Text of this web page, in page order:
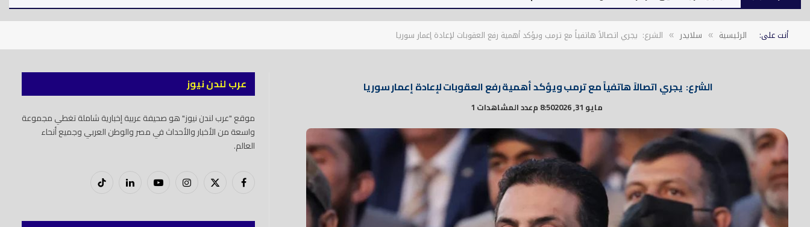
أنت على: الرئيسية » سلايدر » الشرع: يجري اتصالاً هاتفياً مع ترمب ويؤكد أهمية رفع العقوبات لإعادة إعمار سوريا
الشرع: يجري اتصالاً هاتفياً مع ترمب ويؤكد أهمية رفع العقوبات لإعادة إعمار سوريا
مايو 31, 2026 8:50 م عدد المشاهدات 1
عرب لندن نيوز
موقع "عرب لندن نيوز" هو صحيفة عربية إخبارية شاملة تغطي مجموعة
واسعة من الأخبار والأحداث في مصر والوطن العربي وجميع أنحاء
العالم.
فيسبوك
X
إنستغرام يوتيوب لينكدود
تيك